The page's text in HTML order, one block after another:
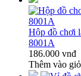
Hộp đồ chơi
8001A
186.000 vnđ
Thêm vào giỏ